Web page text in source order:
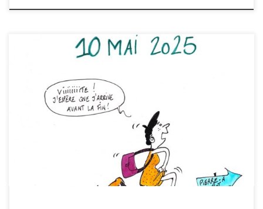
Hello! Voici la 45ème infolettre de Système B, ta coopérative bio,
éthique, préférée, tout ça. Alors quoi de neuf à Système B? C’est par
ici! Oh la bonne idée: un panneau participatif… à idées! Voici un
nouvel outil pour pour faire foisonner nos projets au sein de notre